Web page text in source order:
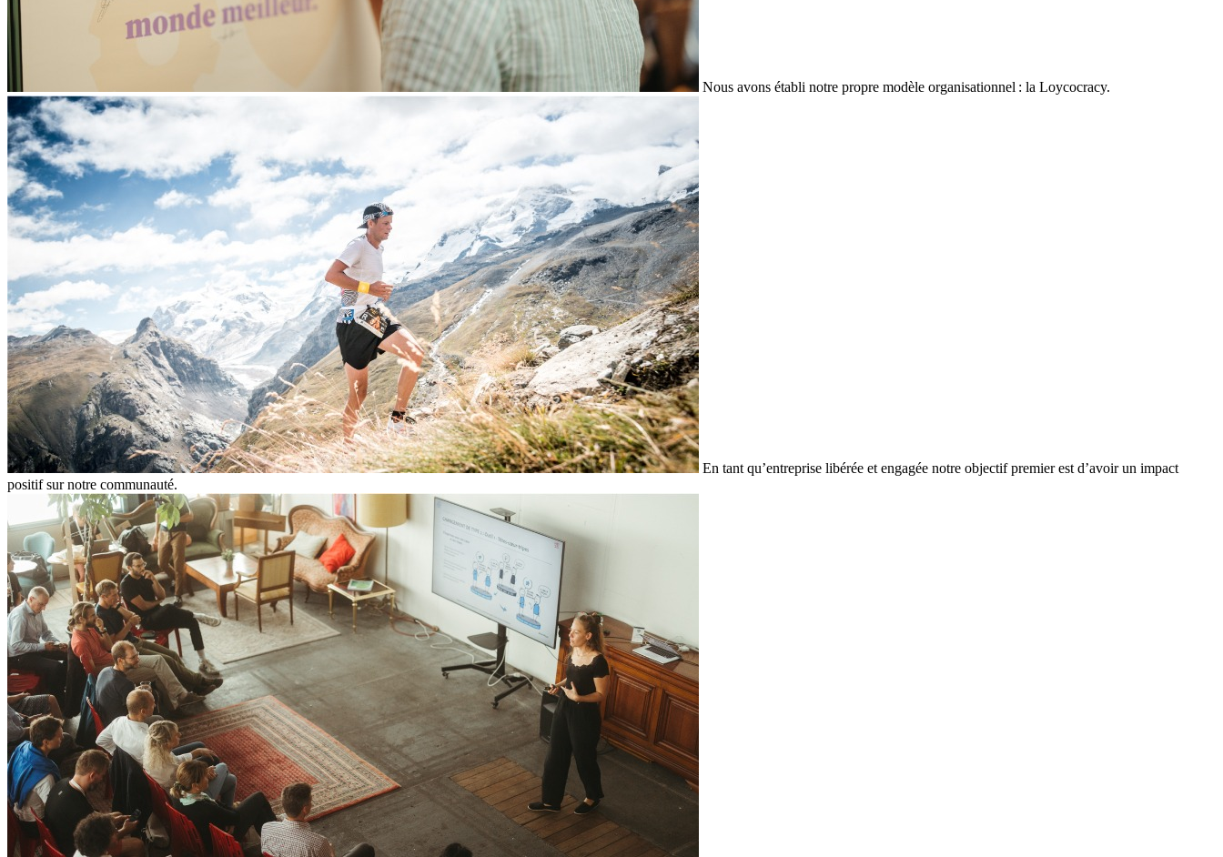
Nous avons établi notre propre modèle organisationnel : la Loycocracy.
En tant qu’entreprise libérée et engagée notre objectif premier est d’avoir un impact
positif sur notre communauté.